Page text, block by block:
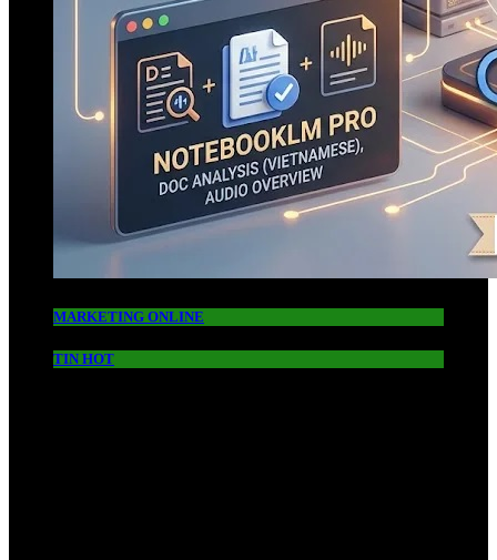
MARKETING ONLINE
TIN HOT